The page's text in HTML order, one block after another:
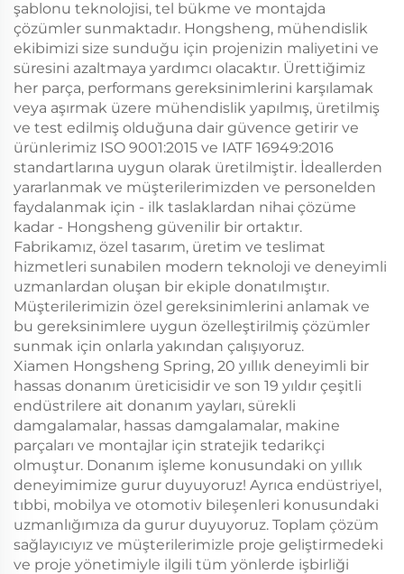
şablonu teknolojisi, tel bükme ve montajda
çözümler sunmaktadır. Hongsheng, mühendislik
ekibimizi size sunduğu için projenizin maliyetini ve
süresini azaltmaya yardımcı olacaktır. Ürettiğimiz
her parça, performans gereksinimlerini karşılamak
veya aşırmak üzere mühendislik yapılmış, üretilmiş
ve test edilmiş olduğuna dair güvence getirir ve
ürünlerimiz ISO 9001:2015 ve IATF 16949:2016
standartlarına uygun olarak üretilmiştir. İdeallerden
yararlanmak ve müşterilerimizden ve personelden
faydalanmak için - ilk taslaklardan nihai çözüme
kadar - Hongsheng güvenilir bir ortaktır.
Fabrikamız, özel tasarım, üretim ve teslimat
hizmetleri sunabilen modern teknoloji ve deneyimli
uzmanlardan oluşan bir ekiple donatılmıştır.
Müşterilerimizin özel gereksinimlerini anlamak ve
bu gereksinimlere uygun özelleştirilmiş çözümler
sunmak için onlarla yakından çalışıyoruz.
Xiamen Hongsheng Spring, 20 yıllık deneyimli bir
hassas donanım üreticisidir ve son 19 yıldır çeşitli
endüstrilere ait donanım yayları, sürekli
damgalamalar, hassas damgalamalar, makine
parçaları ve montajlar için stratejik tedarikçi
olmuştur. Donanım işleme konusundaki on yıllık
deneyimimize gurur duyuyoruz! Ayrıca endüstriyel,
tıbbi, mobilya ve otomotiv bileşenleri konusundaki
uzmanlığımıza da gurur duyuyoruz. Toplam çözüm
sağlayıcıyız ve müşterilerimizle proje geliştirmedeki
ve proje yönetimiyle ilgili tüm yönlerde işbirliği